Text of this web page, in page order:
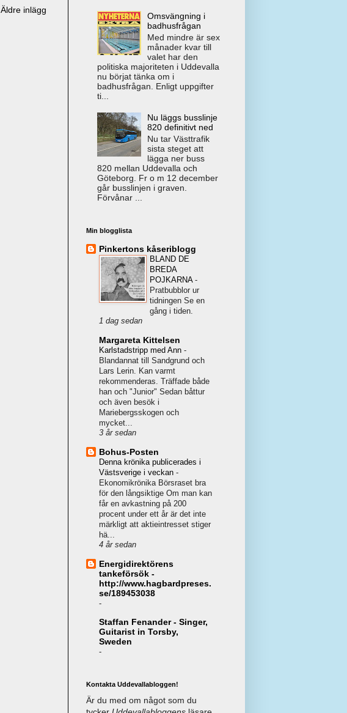
Äldre inlägg
Omsvängning i
badhusfrågan
Med mindre är sex
månader kvar till
valet har den
politiska majoriteten i Uddevalla
nu börjat tänka om i
badhusfrågan. Enligt uppgifter
ti...
Nu läggs busslinje
820 definitivt ned
Nu tar Västtrafik
sista steget att
lägga ner buss
820 mellan Uddevalla och
Göteborg. Fr o m 12 december
går busslinjen i graven.
Förvånar ...
Min blogglista
Pinkertons kåseriblogg
BLAND DE
BREDA
POJKARNA -
Pratbubblor ur
tidningen Se en
gång i tiden.
1 dag sedan
Margareta Kittelsen
Karlstadstripp med Ann -
Blandannat till Sandgrund och
Lars Lerin. Kan varmt
rekommenderas. Träffade både
han och "Junior" Sedan båttur
och även besök i
Mariebergsskogen och
mycket...
3 år sedan
Bohus-Posten
Denna krönika publicerades i
Västsverige i veckan -
Ekonomikrönika Börsraset bra
för den långsiktige Om man kan
får en avkastning på 200
procent under ett år är det inte
märkligt att aktieintresset stiger
hä...
4 år sedan
Energidirektörens
tankeförsök -
http://www.hagbardpreses.
se/189453038
-
Staffan Fenander - Singer,
Guitarist in Torsby,
Sweden
-
Kontakta Uddevallabloggen!
Är du med om något som du